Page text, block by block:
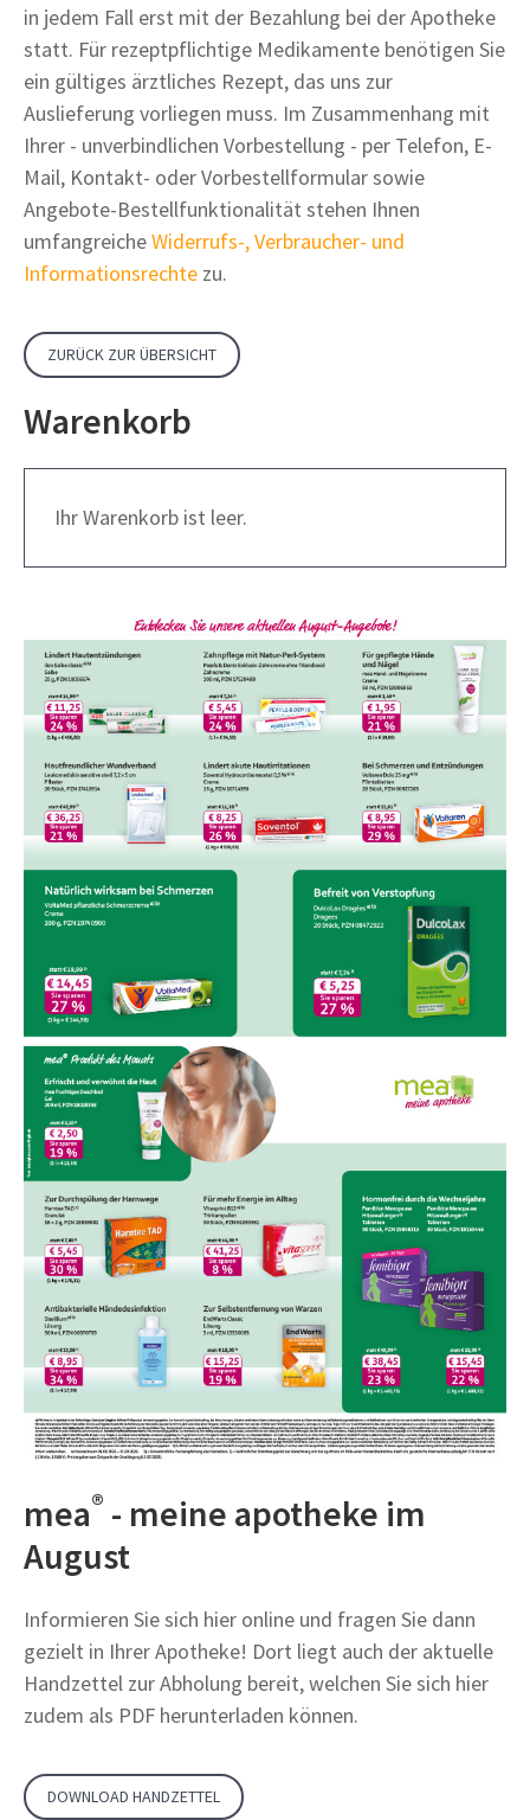
in jedem Fall erst mit der Bezahlung bei der Apotheke
statt. Für rezeptpflichtige Medikamente benötigen Sie
ein gültiges ärztliches Rezept, das uns zur
Auslieferung vorliegen muss. Im Zusammenhang mit
Ihrer - unverbindlichen Vorbestellung - per Telefon, E-
Mail, Kontakt- oder Vorbestellformular sowie
Angebote-Bestellfunktionalität stehen Ihnen
umfangreicheWiderrufs-, Verbraucher- und
Informationsrechte zu.
ZURÜCK ZUR ÜBERSICHT
Warenkorb
Ihr Warenkorb ist leer.
mea® - meine apotheke im
August
Informieren Sie sich hier online und fragen Sie dann
gezielt in Ihrer Apotheke! Dort liegt auch der aktuelle
Handzettel zur Abholung bereit, welchen Sie sich hier
zudem als PDF herunterladen können.
DOWNLOAD HANDZETTEL